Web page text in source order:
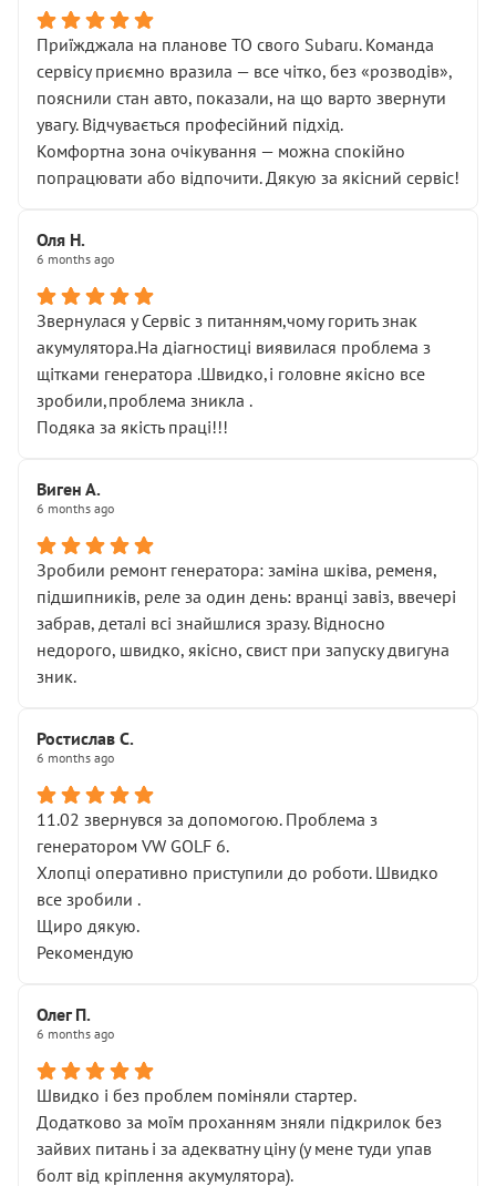
Приїжджала на планове ТО свого Subaru. Команда
сервісу приємно вразила — все чітко, без «розводів»,
пояснили стан авто, показали, на що варто звернути
увагу. Відчувається професійний підхід.
Комфортна зона очікування — можна спокійно
попрацювати або відпочити. Дякую за якісний сервіс!
Оля Н.
6 months ago
Звернулася у Сервіс з питанням,чому горить знак
акумулятора.На діагностиці виявилася проблема з
щітками генератора .Швидко,і головне якісно все
зробили,проблема зникла .
Подяка за якість праці!!!
Виген А.
6 months ago
Зробили ремонт генератора: заміна шківа, ременя,
підшипників, реле за один день: вранці завіз, ввечері
забрав, деталі всі знайшлися зразу. Відносно
недорого, швидко, якісно, свист при запуску двигуна
зник.
Ростислав С.
6 months ago
11.02 звернувся за допомогою. Проблема з
генератором VW GOLF 6.
Хлопці оперативно приступили до роботи. Швидко
все зробили .
Щиро дякую.
Рекомендую
Олег П.
6 months ago
Швидко і без проблем поміняли стартер.
Додатково за моїм проханням зняли підкрилок без
зайвих питань і за адекватну ціну (у мене туди упав
болт від кріплення акумулятора).